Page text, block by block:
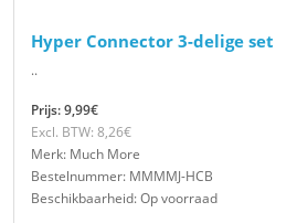
Hyper Connector 3-delige set
..
Prijs: 9,99€
Excl. BTW: 8,26€
Merk: Much More
Bestelnummer: MMMMJ-HCB
Beschikbaarheid: Op voorraad